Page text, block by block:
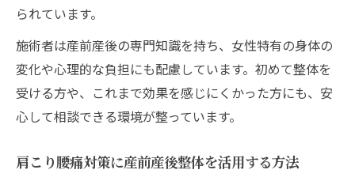
られています。
施術者は産前産後の専門知識を持ち、女性特有の身体の
変化や心理的な負担にも配慮しています。初めて整体を
受ける方や、これまで効果を感じにくかった方にも、安
心して相談できる環境が整っています。
肩こり腰痛対策に産前産後整体を活用する方法